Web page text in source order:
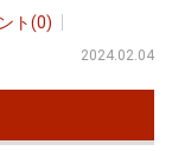
ト(0)
2024.02.04